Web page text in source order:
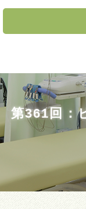
第361回：